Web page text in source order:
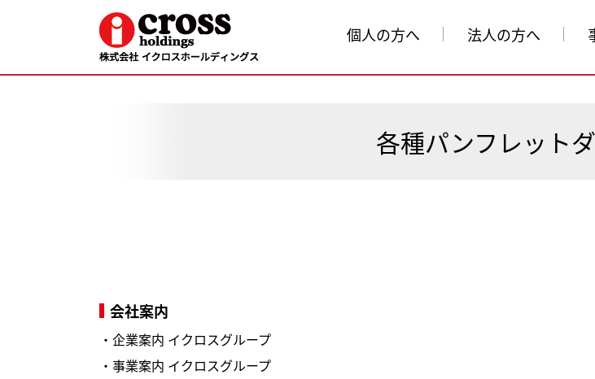
個人の方へ 法人の方へ
各種パンフレット
会社案内
・ 企業案内 イクロスグループ
・ 事業案内 イクロスグループ